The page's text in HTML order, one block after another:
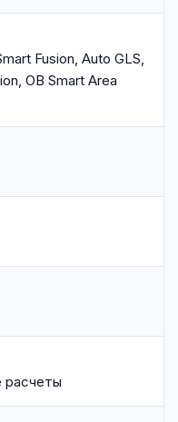
Fusion, Auto GLS,
OB Smart Area
расчеты